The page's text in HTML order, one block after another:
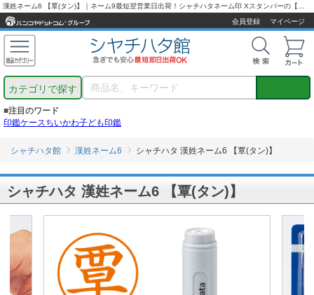
会員登録
マイページ
カテゴリで探す
■注目のワード
印鑑ケースちいかわ子ども印鑑
シャチハタ館 漢姓ネーム6 シャチハタ 漢姓ネーム6 【覃(タン)】
シャチハタ 漢姓ネーム6 【覃(タン)】